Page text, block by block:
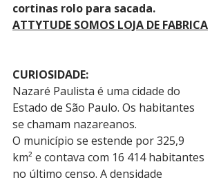
cortinas rolo para sacada.
ATTYTUDE SOMOS LOJA DE FABRICA
CURIOSIDADE:
Nazaré Paulista é uma cidade do
Estado de São Paulo. Os habitantes
se chamam nazareanos.
O município se estende por 325,9
km² e contava com 16 414 habitantes
no último censo. A densidade